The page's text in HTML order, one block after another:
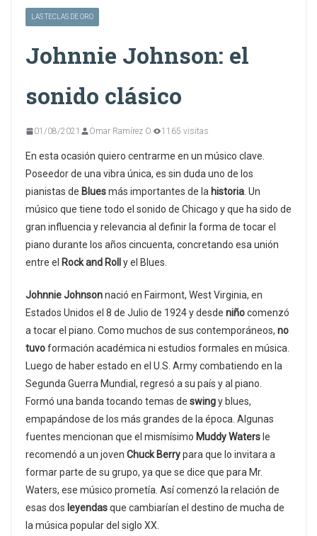
LAS TECLAS DE ORO
Johnnie Johnson: el
sonido clásico
01/08/2021 Omar Ramírez O. 1165 visitas
En esta ocasión quiero centrarme en un músico clave.
Poseedor de una vibra única, es sin duda uno de los
pianistas de Bluesmás importantes de la historia . Un
músico que tiene todo el sonido de Chicago y que ha sido de
gran influencia y relevancia al definir la forma de tocar el
piano durante los años cincuenta, concretando esa unión
entre el Rock and Rolly el Blues.
Johnnie Johnsonnació en Fairmont, West Virginia, en
Estados Unidos el 8 de Julio de 1924 y desde niñocomenzó
a tocar el piano. Como muchos de sus contemporáneos, no
tuvoformación académica ni estudios formales en música.
Luego de haber estado en el U.S. Army combatiendo en la
Segunda Guerra Mundial, regresó a su país y al piano.
Formó una banda tocando temas de swingy blues,
empapándose de los más grandes de la época. Algunas
fuentes mencionan que el mismísimo Muddy Watersle
recomendó a un joven Chuck Berrypara que lo invitara a
formar parte de su grupo, ya que se dice que para Mr.
Waters, ese músico prometía. Así comenzó la relación de
esas dos leyendasque cambiarían el destino de mucha de
la música popular del siglo XX.